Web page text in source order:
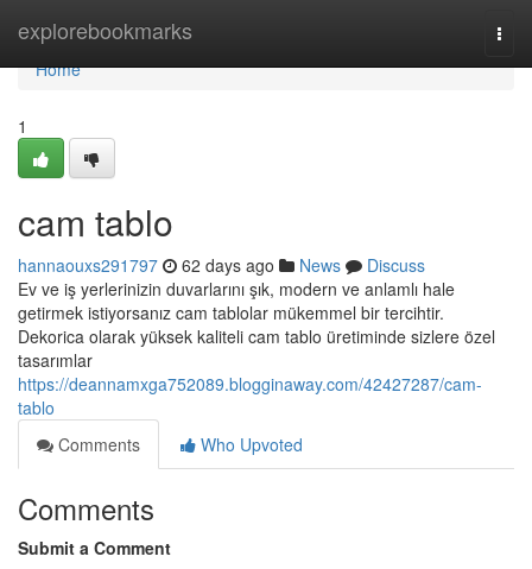
explorebookmarks
Home
Home
1
cam tablo
hannaouxs291797 62 days ago News
Discuss
Ev ve iş yerlerinizin duvarlarını şık, modern ve anlamlı hale
getirmek istiyorsanız cam tablolar mükemmel bir tercihtir.
Dekorica olarak yüksek kaliteli cam tablo üretiminde sizlere özel
tasarımlar
https://deannamxga752089.blogginaway.com/42427287/cam-
tablo
Comments
Who Upvoted
Comments
Submit a Comment